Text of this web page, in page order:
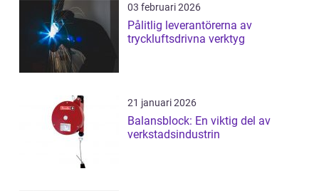
03 februari 2026
Pålitlig leverantörerna av
tryckluftsdrivna verktyg
21 januari 2026
Balansblock: En viktig del av
verkstadsindustrin